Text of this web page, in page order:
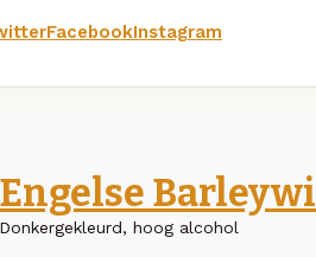
FacebookInstagram
Engelse
Donkergekleurd, hoog alcohol